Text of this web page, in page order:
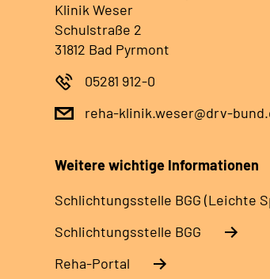
Klinik Weser
Schulstraße 2
31812 Bad Pyrmont
05281 912-0
reha-klinik.weser@drv-
Weitere wichtige Informationen
Schlich­tungs­stel­le BGG (Leichte
Schlich­tungs­stel­le BGG
Reha-Portal